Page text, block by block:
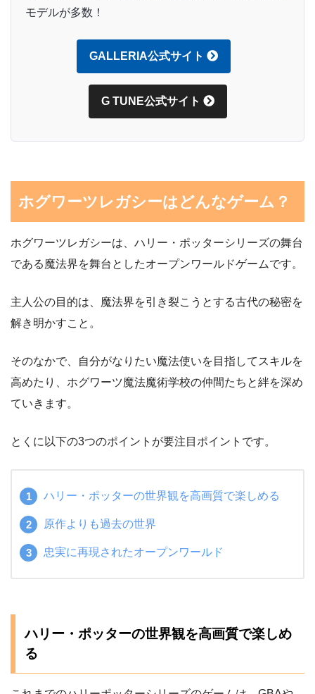
モデルが多数！
GALLERIA公式サイト
G TUNE公式サイト
ホグワーツレガシーはどんなゲーム？
ホグワーツレガシーは、ハリー・ポッターシリーズの舞台
である魔法界を舞台としたオープンワールドゲームです。
主人公の目的は、魔法界を引き裂こうとする古代の秘密を
解き明かすこと。
そのなかで、自分がなりたい魔法使いを目指してスキルを
高めたり、ホグワーツ魔法魔術学校の仲間たちと絆を深め
ていきます。
とくに以下の3つのポイントが要注目ポイントです。
ハリー・ポッターの世界観を高画質で楽しめる
原作よりも過去の世界
忠実に再現されたオープンワールド
ハリー・ポッターの世界観を高画質で楽しめ
る